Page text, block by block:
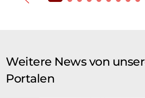
Weitere News von
Portalen